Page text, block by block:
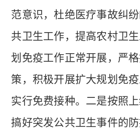
范意识，杜绝医疗事故纠
共卫生工作，提高农村卫
划免疫工作正常开展，严
策，积极开展扩大规划免
实行免费接种。二是按照上
搞好突发公共卫生事件的